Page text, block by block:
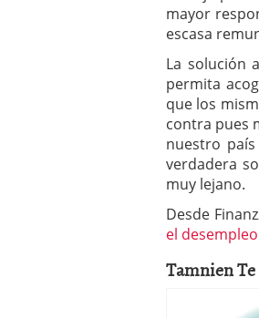
mayor
escasa
La solución
permita
que los
contra pues
nuestro
verdadera
muy lejano.
Desde
el
Tamnien